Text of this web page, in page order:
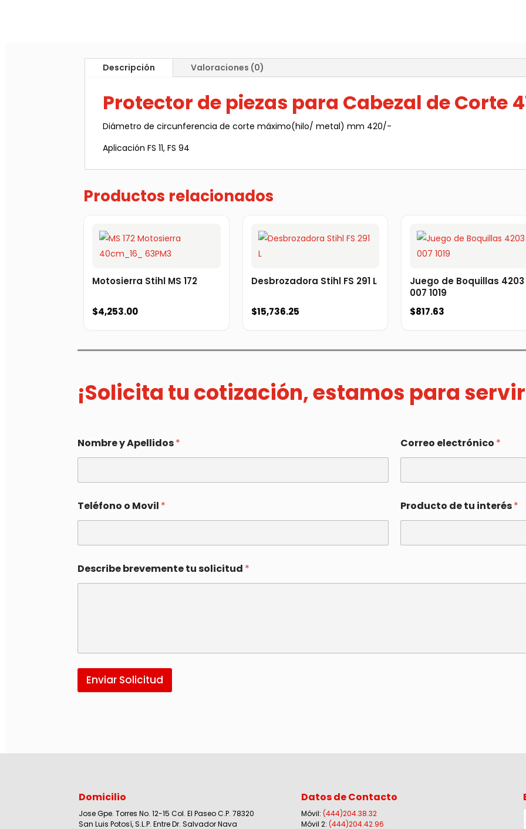
1030
Descripción Valoraciones (0)
Protector de piezas para Cabezal de Corte
Diámetro de circunferencia de corte máximo(hilo/ metal) mm 420/-
Aplicación FS 11, FS 94
Productos relacionados
Motosierra Stihl MS 172
$4,253.00
Desbrozadora Stihl FS 291 L
$15,736.25
Juego de Boquillas 4203
007 1019
$817.63
¡Solicita tu cotización, estamos para
Nombre y Apellidos* Correo electrónico *
Teléfono o Movil * Producto de tu interés*
Describe brevemente tu solicitud *
Enviar Solicitud
Domicilio
Jose Gpe. Torres No. 12-15 Col. El Paseo C.P. 78320
San Luis Potosí, S.L.P. Entre Dr. Salvador Nava
Datos de Contacto
Móvil: (444)204.38.32
Móvil 2: (444)204.42.96